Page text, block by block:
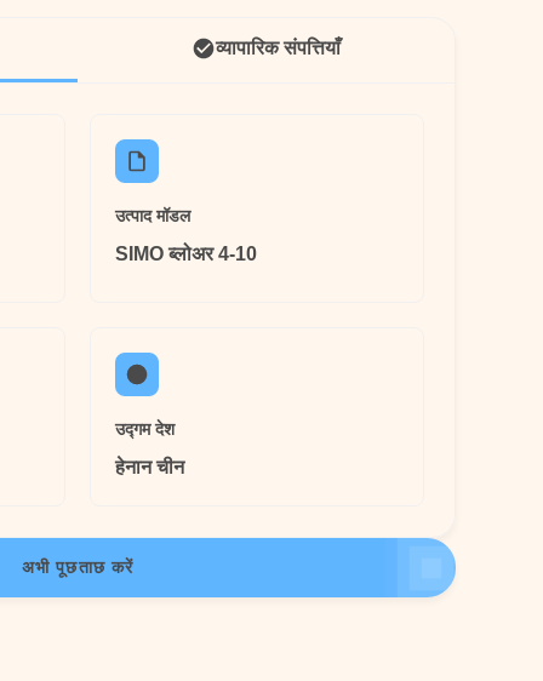
व्यापारिक संपत्तियाँ
उत्पाद मॉडल
SIMO ब्लोअर 4-10
उद्गम देश
हेनान चीन
अभी पूछताछ करें